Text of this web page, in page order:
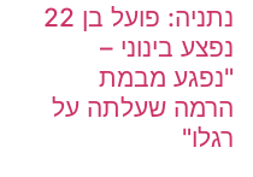
נתניה: פועל בן 22
נפצע בינוני –
"נפגע מבמת
הרמה שעלתה על
רגלו"